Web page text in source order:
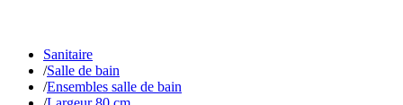
Sanitaire
/Salle de bain
/Ensembles salle de bain